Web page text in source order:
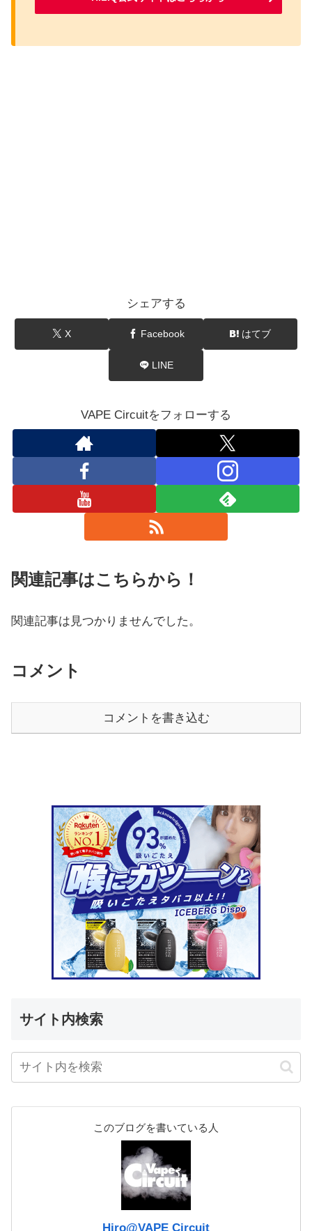
シェアする
X Facebook はてブ
LINE
VAPE Circuitをフォローする
関連記事はこちらから！
関連記事は見つかりませんでした。
コメント
コメントを書き込む
サイト内検索
このブログを書いている人
Hiro@VAPE Circuit